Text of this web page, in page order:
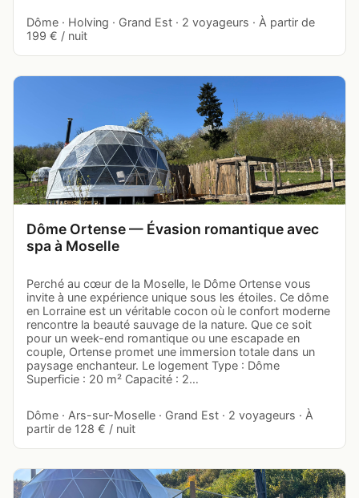
Dôme · Holving · Grand Est · 2 voyageurs · À partir de
199 € / nuit
Dôme Ortense — Évasion romantique avec
spa à Moselle
Perché au cœur de la Moselle, le Dôme Ortense vous
invite à une expérience unique sous les étoiles. Ce dôme
en Lorraine est un véritable cocon où le confort moderne
rencontre la beauté sauvage de la nature. Que ce soit
pour un week-end romantique ou une escapade en
couple, Ortense promet une immersion totale dans un
paysage enchanteur. Le logement Type : Dôme
Superficie : 20 m² Capacité : 2…
Dôme · Ars-sur-Moselle · Grand Est · 2 voyageurs · À
partir de 128 € / nuit